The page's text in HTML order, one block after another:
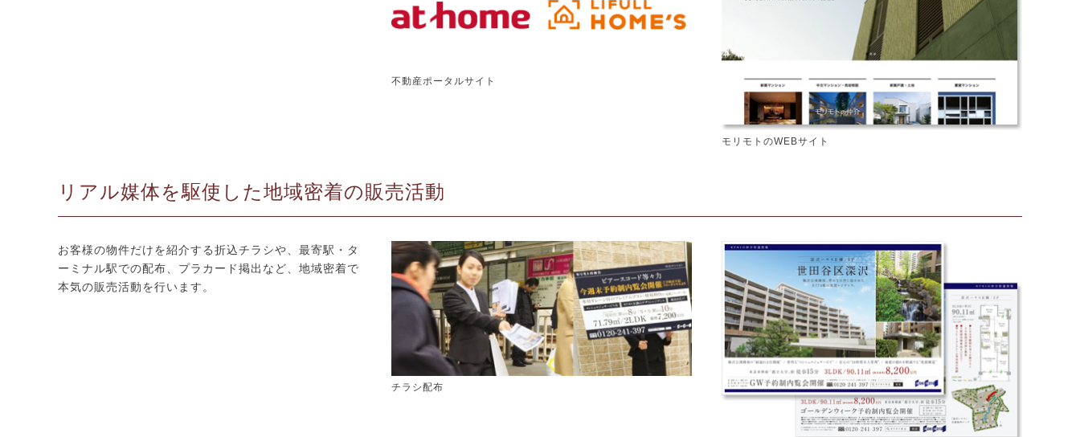
不動産ポータルサイト
モリモトのWEBサイト
リアル媒体を駆使した地域密着の販売活動
お客様の物件だけを紹介する折込チラシや、最寄駅・タ
ーミナル駅での配布、プラカード掲出など、地域密着で
本気の販売活動を行います。
チラシ配布